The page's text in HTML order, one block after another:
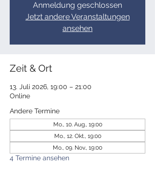
Anmeldung geschlossen
Jetzt andere Veranstaltungen
ansehen
Zeit & Ort
13. Juli 2026, 19:00 – 21:00
Online
Andere Termine
Mo., 10. Aug., 19:00
Mo., 12. Okt., 19:00
Mo., 09. Nov., 19:00
4 Termine ansehen